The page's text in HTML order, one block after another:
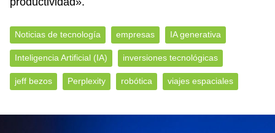
Noticias de tecnología empresas IA generativa
Inteligencia Artificial (IA) inversiones tecnológicas
jeff bezos Perplexity robótica viajes espaciales